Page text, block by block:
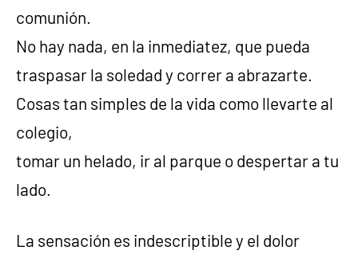
comunión.
No hay nada, en la inmediatez, que pueda
traspasar la soledad y correr a abrazarte.
Cosas tan simples de la vida como llevarte al
colegio,
tomar un helado, ir al parque o despertar a tu
lado.
La sensación es indescriptible y el dolor